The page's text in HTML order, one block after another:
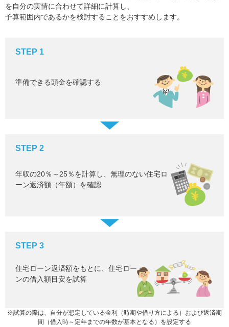
を自分の実情に合わせて詳細に計算し、
予算範囲内であるかを検討することをおすすめします。
STEP 1
準備できる頭金を確認する
STEP 2
年収の20％～25％を計算し、無理のない住宅ロ
ーン返済額（年額）を確認
STEP 3
住宅ローン返済額をもとに、住宅ロー
ンの借入額目安を試算
※試算の際は、自分が想定している金利（時期や借り方による）および返済期
間（借入時～定年までの年数が基本となる）を設定する